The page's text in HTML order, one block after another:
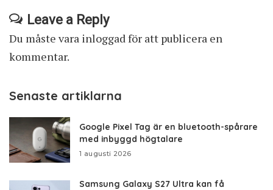
Leave a Reply
Du måste vara inloggadför att publicera en
kommentar.
Senaste artiklarna
Google Pixel Tag är en bluetooth-spårare
med inbyggd högtalare
1 augusti 2026
Samsung Galaxy S27 Ultra kan få